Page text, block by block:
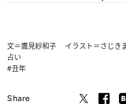
文＝鷹見紗和子 イラスト＝さじき
占い
#丑年
Share